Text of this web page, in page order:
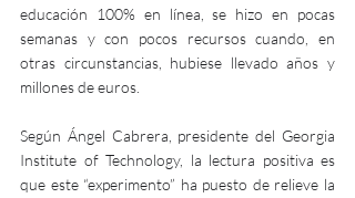
educación 100% en línea, se hizo en pocas
semanas y con pocos recursos cuando, en
otras circunstancias, hubiese llevado años y
millones de euros.
Según Ángel Cabrera, presidente del Georgia
Institute of Technology, la lectura positiva es
que este “experimento” ha puesto de relieve la